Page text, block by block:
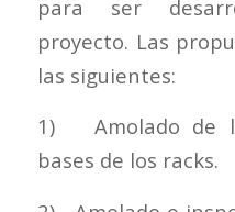
para ser
proyecto. Las
las siguientes:
1) Amolado de
bases de los racks.